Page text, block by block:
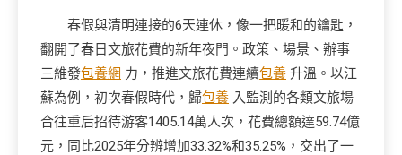
春假與清明連接的6天連休，像一把暖和的鑰匙，
翻開了春日文旅花費的新年夜門。政策、場景、辦事
三維發包養網 力，推進文旅花費連續包養 升溫。以江
蘇為例，初次春假時代，歸包養 入監測的各類文旅場
合往重后招待游客1405.14萬人次，花費總額達59.74億
元，同比2025年分辨增加33.32%和35.25%，交出了一